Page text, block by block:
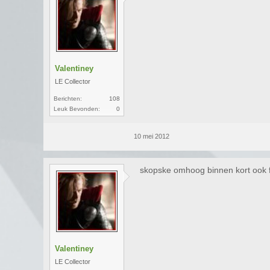
Valentiney
LE Collector
Berichten:
108
Leuk Bevonden:
0
10 mei 2012
Valentiney
LE Collector
skopske omhoog binnen kort ook